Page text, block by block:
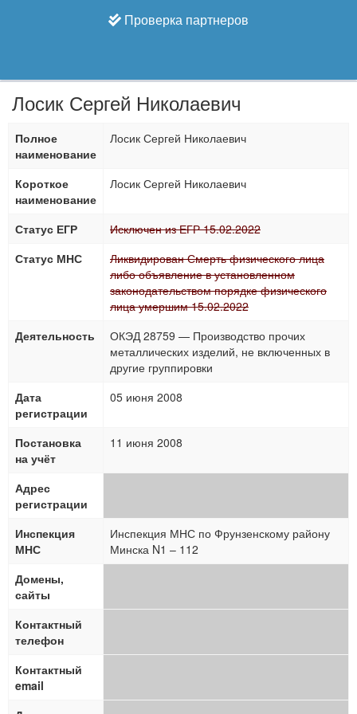
Проверка партнеров
Лосик Сергей Николаевич
Полное
наименование
Лосик Сергей Николаевич
Короткое
наименование
Лосик Сергей Николаевич
Статус ЕГР
Исключен из ЕГР 15.02.2022
Статус МНС
Ликвидирован Смерть физического лица
либо объявление в установленном
законодательством порядке физического
лица умершим 15.02.2022
Деятельность
ОКЭД 28759 — Производство прочих
металлических изделий, не включенных в
другие группировки
Дата
регистрации
05 июня 2008
Постановка
на учёт
11 июня 2008
Адрес
регистрации
Инспекция
МНС
Инспекция МНС по Фрунзенскому району
Минска N1 – 112
Домены,
сайты
Контактный
телефон
Контактный
email